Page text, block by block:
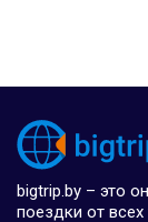
bigtrip.by – это
поездки от